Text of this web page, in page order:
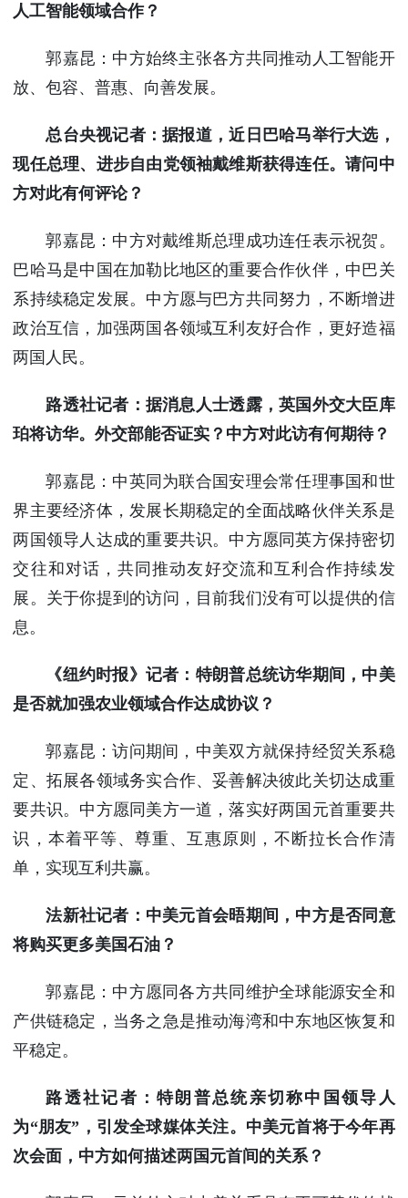
人工智能领域合作？
郭嘉昆：中方始终主张各方共同推动人工智能开
放、包容、普惠、向善发展。
总台央视记者：据报道，近日巴哈马举行大选，
现任总理、进步自由党领袖戴维斯获得连任。请问中
方对此有何评论？
郭嘉昆：中方对戴维斯总理成功连任表示祝贺。
巴哈马是中国在加勒比地区的重要合作伙伴，中巴关
系持续稳定发展。中方愿与巴方共同努力，不断增进
政治互信，加强两国各领域互利友好合作，更好造福
两国人民。
路透社记者：据消息人士透露，英国外交大臣库
珀将访华。外交部能否证实？中方对此访有何期待？
郭嘉昆：中英同为联合国安理会常任理事国和世
界主要经济体，发展长期稳定的全面战略伙伴关系是
两国领导人达成的重要共识。中方愿同英方保持密切
交往和对话，共同推动友好交流和互利合作持续发
展。关于你提到的访问，目前我们没有可以提供的信
息。
《纽约时报》记者：特朗普总统访华期间，中美
是否就加强农业领域合作达成协议？
郭嘉昆：访问期间，中美双方就保持经贸关系稳
定、拓展各领域务实合作、妥善解决彼此关切达成重
要共识。中方愿同美方一道，落实好两国元首重要共
识，本着平等、尊重、互惠原则，不断拉长合作清
单，实现互利共赢。
法新社记者：中美元首会晤期间，中方是否同意
将购买更多美国石油？
郭嘉昆：中方愿同各方共同维护全球能源安全和
产供链稳定，当务之急是推动海湾和中东地区恢复和
平稳定。
路透社记者：特朗普总统亲切称中国领导人
为“朋友”，引发全球媒体关注。中美元首将于今年再
次会面，中方如何描述两国元首间的关系？